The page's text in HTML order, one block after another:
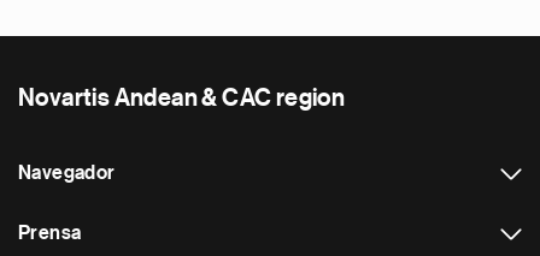
Novartis Andean & CAC region
Navegador
Prensa